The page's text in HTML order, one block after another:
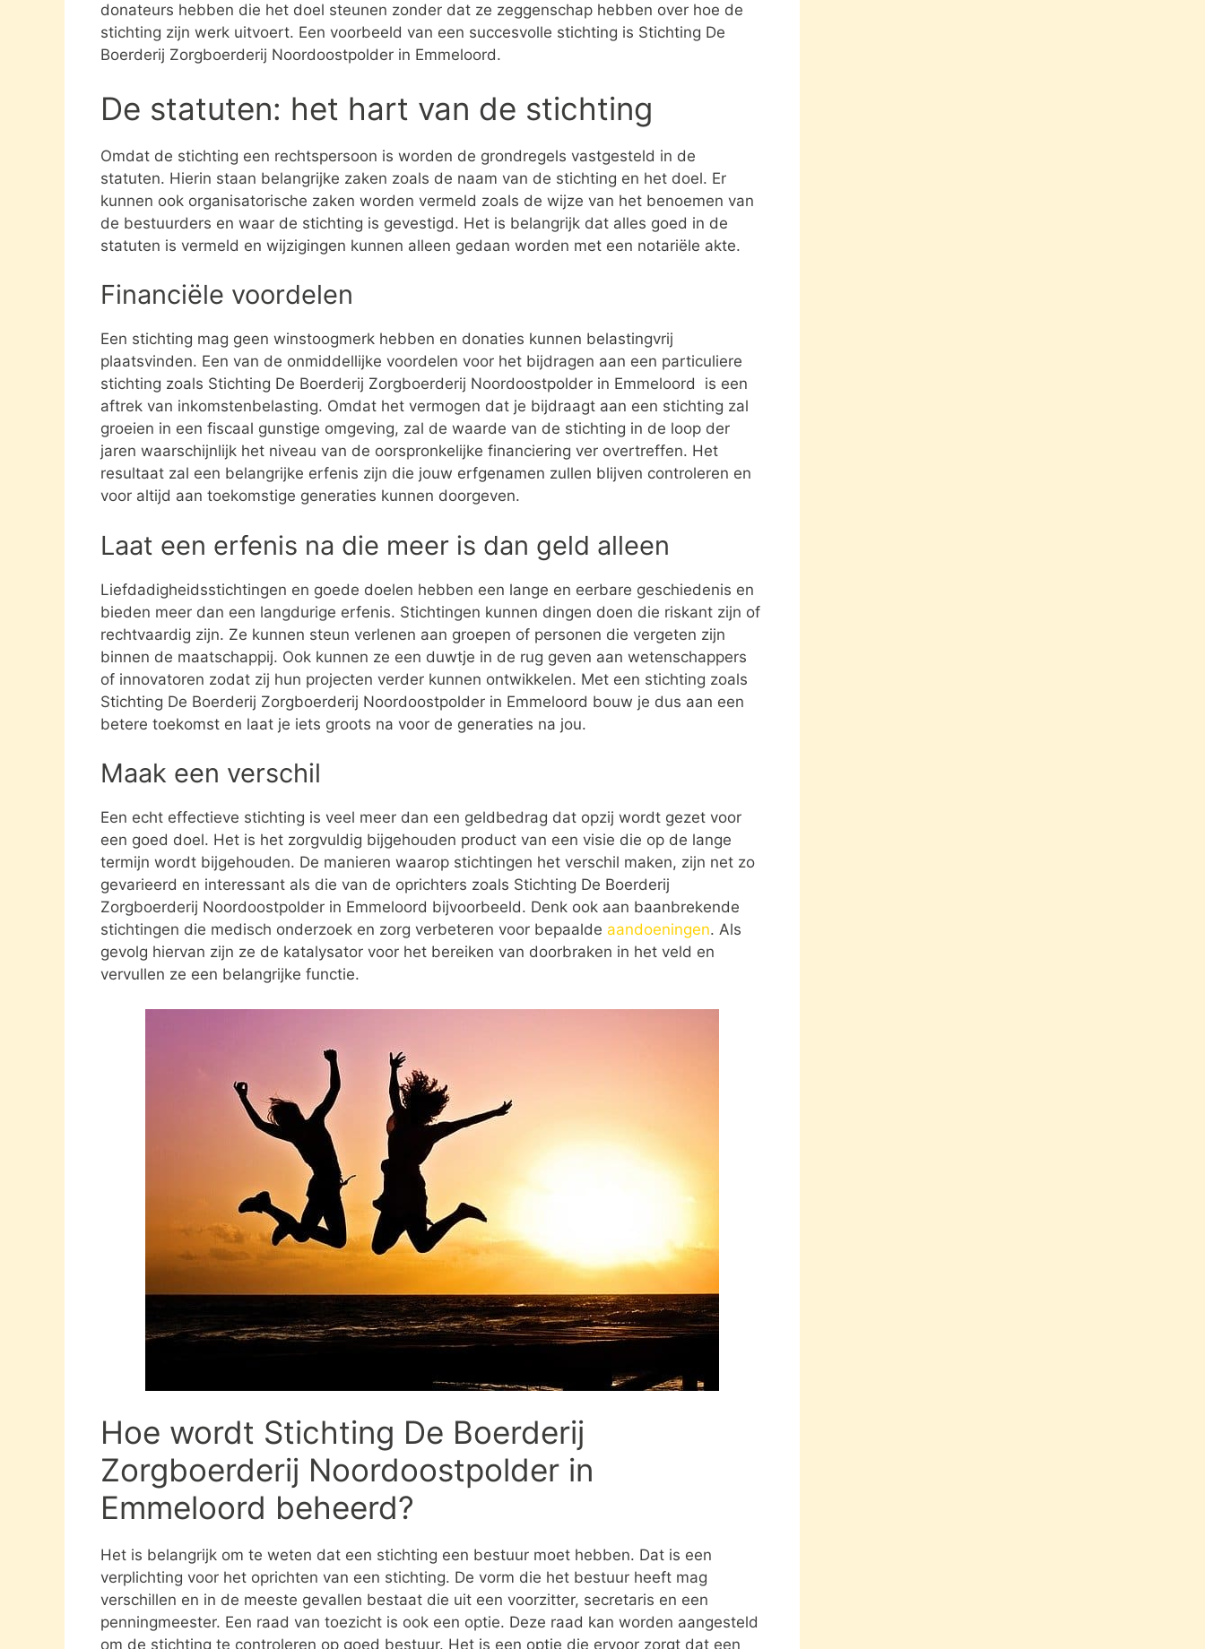
donateurs hebben die het doel steunen zonder dat ze zeggenschap hebben over hoe de
stichting zijn werk uitvoert. Een voorbeeld van een succesvolle stichting is Stichting De
Boerderij Zorgboerderij Noordoostpolder in Emmeloord.
De statuten: het hart van de stichting
Omdat de stichting een rechtspersoon is worden de grondregels vastgesteld in de
statuten. Hierin staan belangrijke zaken zoals de naam van de stichting en het doel. Er
kunnen ook organisatorische zaken worden vermeld zoals de wijze van het benoemen van
de bestuurders en waar de stichting is gevestigd. Het is belangrijk dat alles goed in de
statuten is vermeld en wijzigingen kunnen alleen gedaan worden met een notariële akte.
Financiële voordelen
Een stichting mag geen winstoogmerk hebben en donaties kunnen belastingvrij
plaatsvinden. Een van de onmiddellijke voordelen voor het bijdragen aan een particuliere
stichting zoals Stichting De Boerderij Zorgboerderij Noordoostpolder in Emmeloord is een
aftrek van inkomstenbelasting. Omdat het vermogen dat je bijdraagt aan een stichting zal
groeien in een fiscaal gunstige omgeving, zal de waarde van de stichting in de loop der
jaren waarschijnlijk het niveau van de oorspronkelijke financiering ver overtreffen. Het
resultaat zal een belangrijke erfenis zijn die jouw erfgenamen zullen blijven controleren en
voor altijd aan toekomstige generaties kunnen doorgeven.
Laat een erfenis na die meer is dan geld alleen
Liefdadigheidsstichtingen en goede doelen hebben een lange en eerbare geschiedenis en
bieden meer dan een langdurige erfenis. Stichtingen kunnen dingen doen die riskant zijn of
rechtvaardig zijn. Ze kunnen steun verlenen aan groepen of personen die vergeten zijn
binnen de maatschappij. Ook kunnen ze een duwtje in de rug geven aan wetenschappers
of innovatoren zodat zij hun projecten verder kunnen ontwikkelen. Met een stichting zoals
Stichting De Boerderij Zorgboerderij Noordoostpolder in Emmeloord bouw je dus aan een
betere toekomst en laat je iets groots na voor de generaties na jou.
Maak een verschil
Een echt effectieve stichting is veel meer dan een geldbedrag dat opzij wordt gezet voor
een goed doel. Het is het zorgvuldig bijgehouden product van een visie die op de lange
termijn wordt bijgehouden. De manieren waarop stichtingen het verschil maken, zijn net zo
gevarieerd en interessant als die van de oprichters zoals Stichting De Boerderij
Zorgboerderij Noordoostpolder in Emmeloord bijvoorbeeld. Denk ook aan baanbrekende
stichtingen die medisch onderzoek en zorg verbeteren voor bepaalde aandoeningen. Als
gevolg hiervan zijn ze de katalysator voor het bereiken van doorbraken in het veld en
vervullen ze een belangrijke functie.
Hoe wordt Stichting De Boerderij
Zorgboerderij Noordoostpolder in
Emmeloord beheerd?
Het is belangrijk om te weten dat een stichting een bestuur moet hebben. Dat is een
verplichting voor het oprichten van een stichting. De vorm die het bestuur heeft mag
verschillen en in de meeste gevallen bestaat die uit een voorzitter, secretaris en een
penningmeester. Een raad van toezicht is ook een optie. Deze raad kan worden aangesteld
om de stichting te controleren op goed bestuur. Het is een optie die ervoor zorgt dat een